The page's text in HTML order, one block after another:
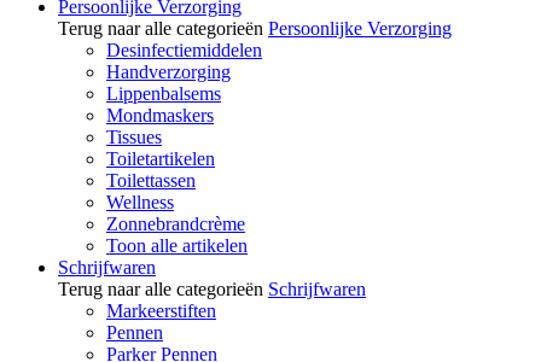
Persoonlijke Verzorging
Terug naar alle categorieën Persoonlijke Verzorging
Desinfectiemiddelen
Handverzorging
Lippenbalsems
Mondmaskers
Tissues
Toiletartikelen
Toilettassen
Wellness
Zonnebrandcrème
Toon alle artikelen
Schrijfwaren
Terug naar alle categorieën Schrijfwaren
Markeerstiften
Pennen
Parker Pennen